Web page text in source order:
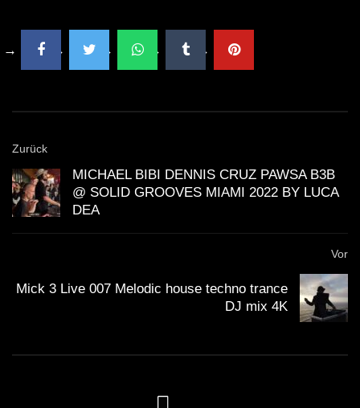
Zurück
MICHAEL BIBI DENNIS CRUZ PAWSA B3B
@ SOLID GROOVES MIAMI 2022 BY LUCA
DEA
Vor
Mick 3 Live 007 Melodic house techno trance
DJ mix 4K